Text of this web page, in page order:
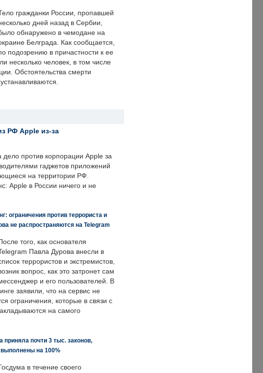
гражданки России, пропавшей
дней назад в Сербии,
обнаружено в чемодане на
Белграда. Как сообщается,
подозрению в причастности к ее
несколько человек, в том числе
Обстоятельства смерти
РФ Apple из-за
против корпорации Apple за
гаджетов приложений
на территории РФ.
Apple в России ничего и не
ограничения против террориста и
не распространяются на Telegram
того, как основателя
Павла Дурова внесли в
террористов и экстремистов,
вопрос, как это затронет сам
и его пользователей. В
заявили, что на сервис не
ограничения, которые в связи с
на самого
почти 3 тыс. законов,
на 100%
в течение своего